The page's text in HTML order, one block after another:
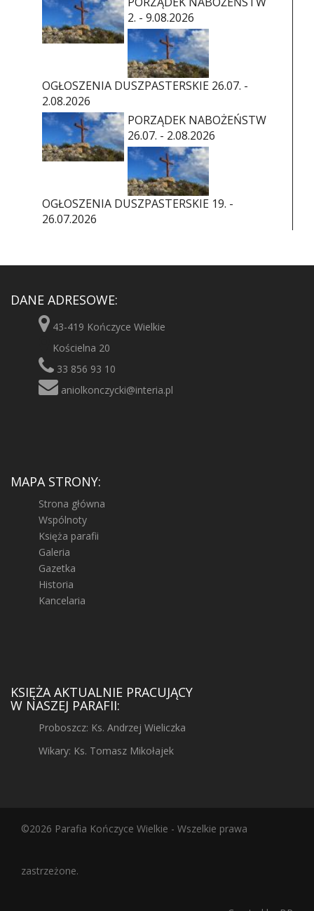
2. - 9.08.2026
OGŁOSZENIA DUSZPASTERSKIE 26.07. -
2.08.2026
PORZĄDEK NABOŻEŃSTW
26.07. - 2.08.2026
OGŁOSZENIA DUSZPASTERSKIE 19. -
26.07.2026
DANE ADRESOWE:
43-419 Kończyce Wielkie
Kościelna 20
33 856 93 10
aniolkonczycki@interia.pl
MAPA STRONY:
Strona główna
Wspólnoty
Księża parafii
Galeria
Gazetka
Historia
Kancelaria
KSIĘŻA AKTUALNIE PRACUJĄCY
W NASZEJ PARAFII:
Proboszcz: Ks. Andrzej Wieliczka
Wikary: Ks. Tomasz Mikołajek
©2026 Parafia Kończyce Wielkie - Wszelkie prawa
zastrzeżone.